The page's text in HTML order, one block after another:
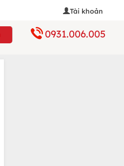
Tài khoản
0931.006.005